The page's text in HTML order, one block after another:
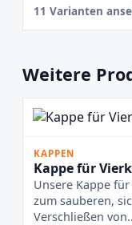
11 Varianten
Weitere
KAPPEN
Kappe für
Unsere Kappe
zum sauberen,
Verschließen